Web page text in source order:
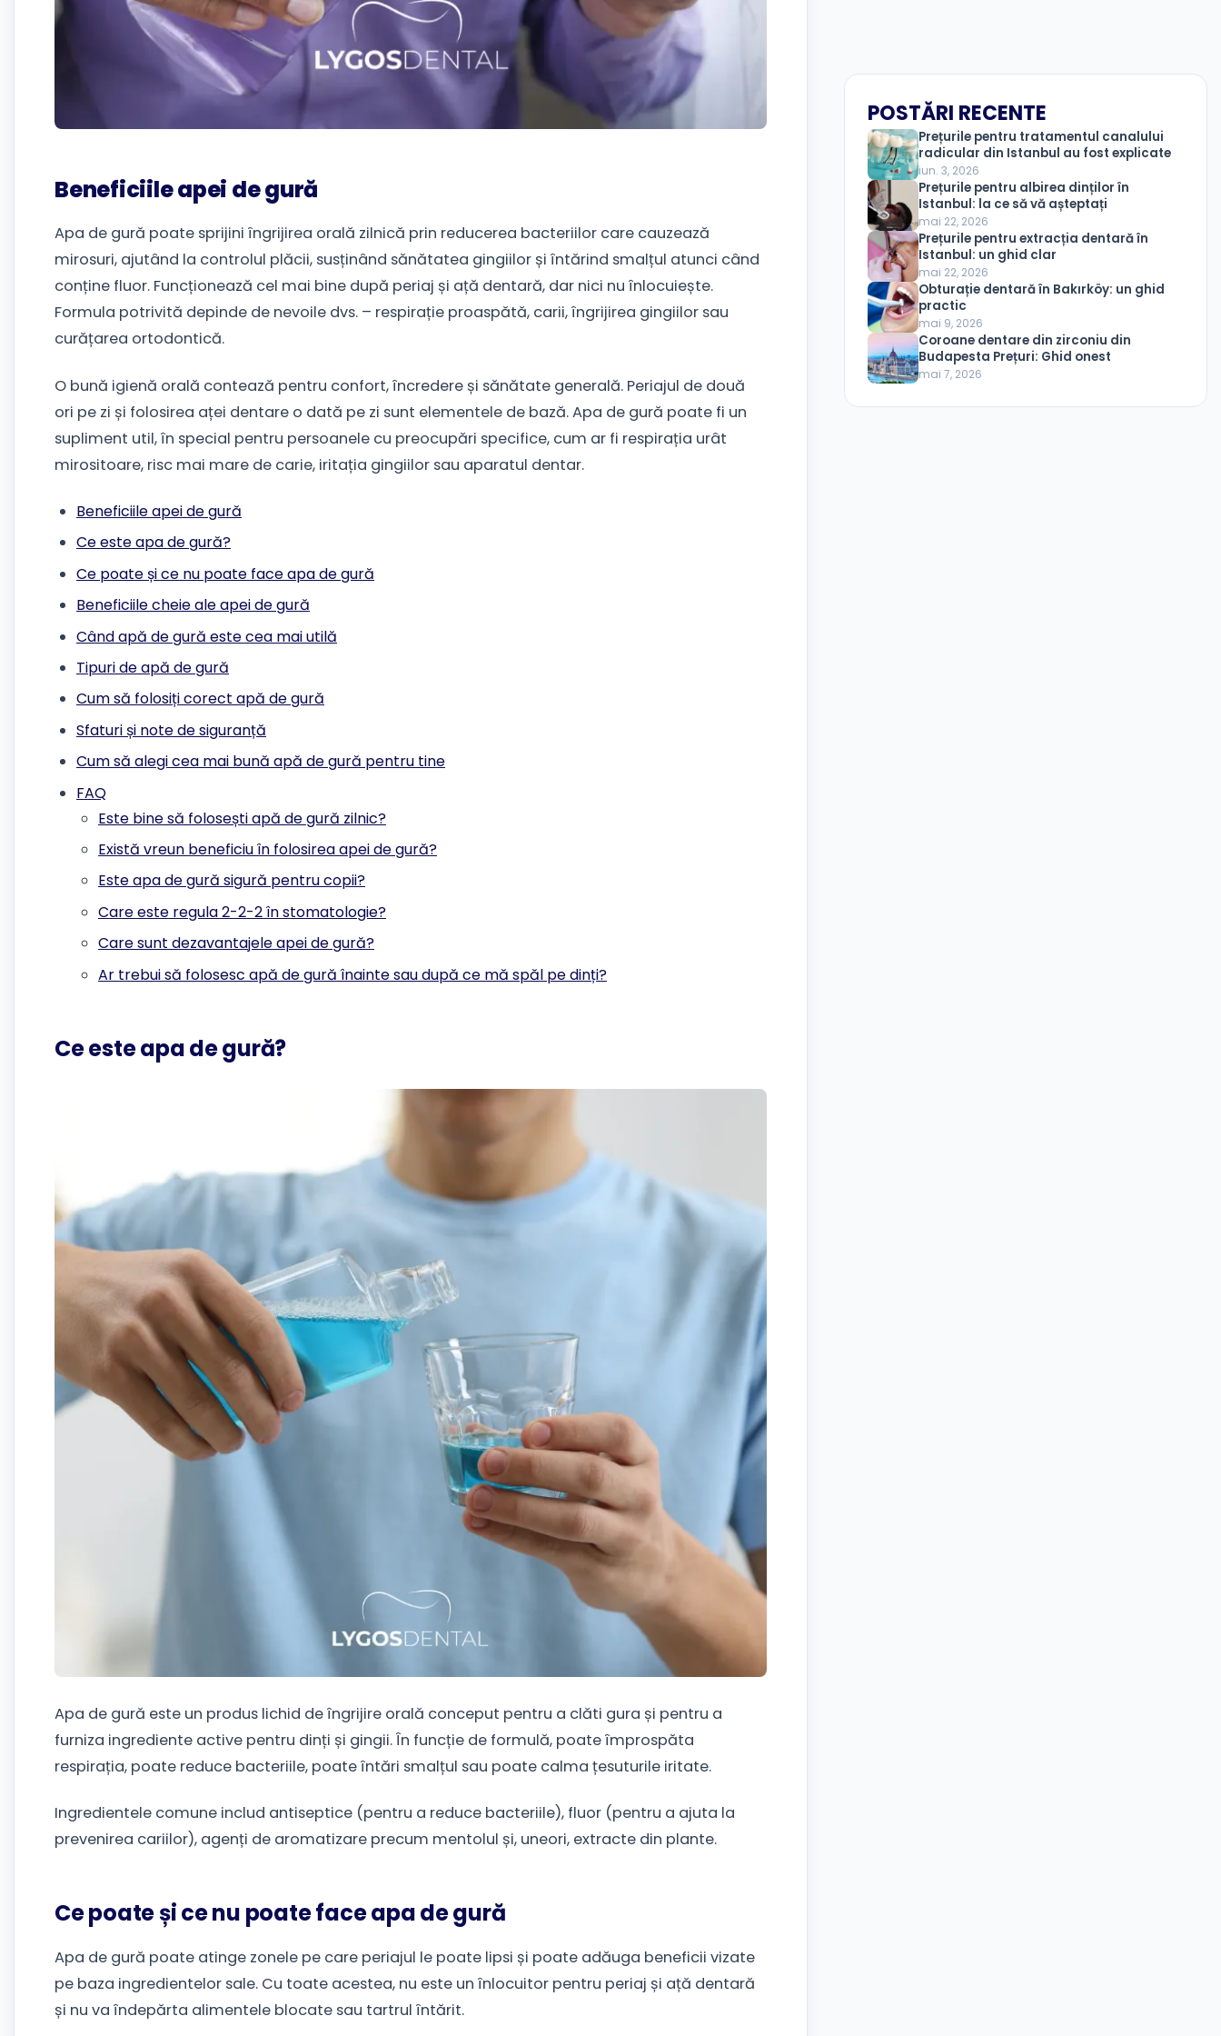
Beneficiile apei de gură
Apa de gură poate sprijini îngrijirea orală zilnică prin reducerea bacteriilor care cauzează
mirosuri, ajutând la controlul plăcii, susținând sănătatea gingiilor și întărind smalțul atunci când
conține fluor. Funcționează cel mai bine după periaj și ață dentară, dar nici nu înlocuiește.
Formula potrivită depinde de nevoile dvs. – respirație proaspătă, carii, îngrijirea gingiilor sau
curățarea ortodontică.
O bună igienă orală contează pentru confort, încredere și sănătate generală. Periajul de două
ori pe zi și folosirea aței dentare o dată pe zi sunt elementele de bază. Apa de gură poate fi un
supliment util, în special pentru persoanele cu preocupări specifice, cum ar fi respirația urât
mirositoare, risc mai mare de carie, iritația gingiilor sau aparatul dentar.
Beneficiile apei de gură
Ce este apa de gură?
Ce poate și ce nu poate face apa de gură
Beneficiile cheie ale apei de gură
Când apă de gură este cea mai utilă
Tipuri de apă de gură
Cum să folosiți corect apă de gură
Sfaturi și note de siguranță
Cum să alegi cea mai bună apă de gură pentru tine
FAQ
Este bine să folosești apă de gură zilnic?
Există vreun beneficiu în folosirea apei de gură?
Este apa de gură sigură pentru copii?
Care este regula 2-2-2 în stomatologie?
Care sunt dezavantajele apei de gură?
Ar trebui să folosesc apă de gură înainte sau după ce mă spăl pe dinți?
Ce este apa de gură?
Apa de gură este un produs lichid de îngrijire orală conceput pentru a clăti gura și pentru a
furniza ingrediente active pentru dinți și gingii. În funcție de formulă, poate împrospăta
respirația, poate reduce bacteriile, poate întări smalțul sau poate calma țesuturile iritate.
Ingredientele comune includ antiseptice (pentru a reduce bacteriile), fluor (pentru a ajuta la
prevenirea cariilor), agenți de aromatizare precum mentolul și, uneori, extracte din plante.
Ce poate și ce nu poate face apa de gură
Apa de gură poate atinge zonele pe care periajul le poate lipsi și poate adăuga beneficii vizate
pe baza ingredientelor sale. Cu toate acestea, nu este un înlocuitor pentru periaj și ață dentară
și nu va îndepărta alimentele blocate sau tartrul întărit.
POSTĂRI RECENTE
Prețurile pentru tratamentul canalului
radicular din Istanbul au fost explicate
iun. 3, 2026
Prețurile pentru albirea dinților în
Istanbul: la ce să vă așteptați
mai 22, 2026
Prețurile pentru extracția dentară în
Istanbul: un ghid clar
mai 22, 2026
Obturație dentară în Bakırköy: un ghid
practic
mai 9, 2026
Coroane dentare din zirconiu din
Budapesta Prețuri: Ghid onest
mai 7, 2026